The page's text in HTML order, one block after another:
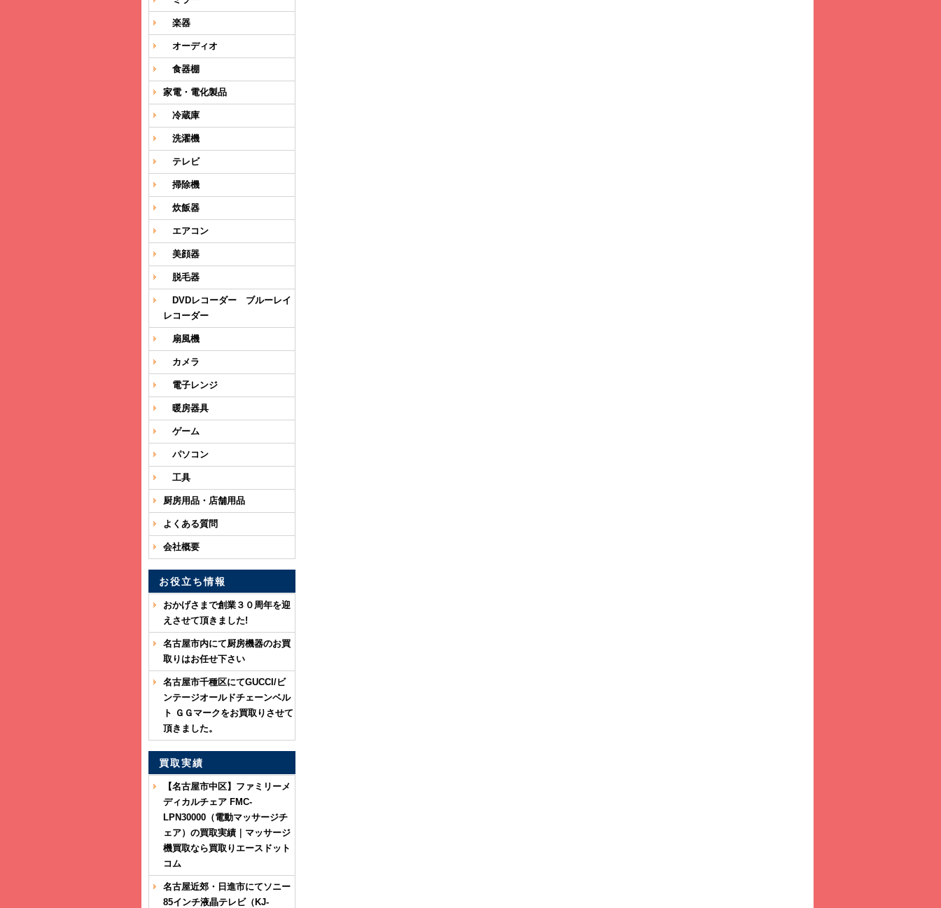
楽器
オーディオ
食器棚
家電・電化製品
冷蔵庫
洗濯機
テレビ
掃除機
炊飯器
エアコン
美顔器
脱毛器
DVDレコーダー ブルーレイ
レコーダー
扇風機
カメラ
電子レンジ
暖房器具
ゲーム
パソコン
工具
厨房用品・店舗用品
よくある質問
会社概要
お役立ち情報
おかげさまで創業３０周年を迎
えさせて頂きました!
名古屋市内にて厨房機器のお買
取りはお任せ下さい
名古屋市千種区にてGUCCI/ビ
ンテージオールドチェーンベル
ト ＧＧマークをお買取りさせて
頂きました。
買取実績
【名古屋市中区】ファミリーメ
ディカルチェア FMC-
LPN30000（電動マッサージチ
ェア）の買取実績｜マッサージ
機買取なら買取りエースドット
コム
名古屋近郊・日進市にてソニー
85インチ液晶テレビ（KJ-